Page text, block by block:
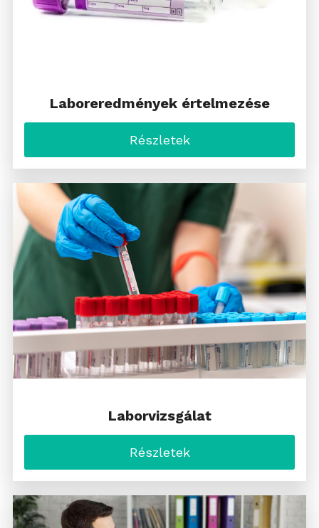
Laboreredmények értelmezése
Részletek
Laborvizsgálat
Részletek